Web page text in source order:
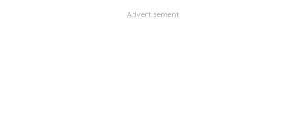
Advertisement